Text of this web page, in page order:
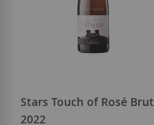
Stars Touch of Rosé Brut
2022